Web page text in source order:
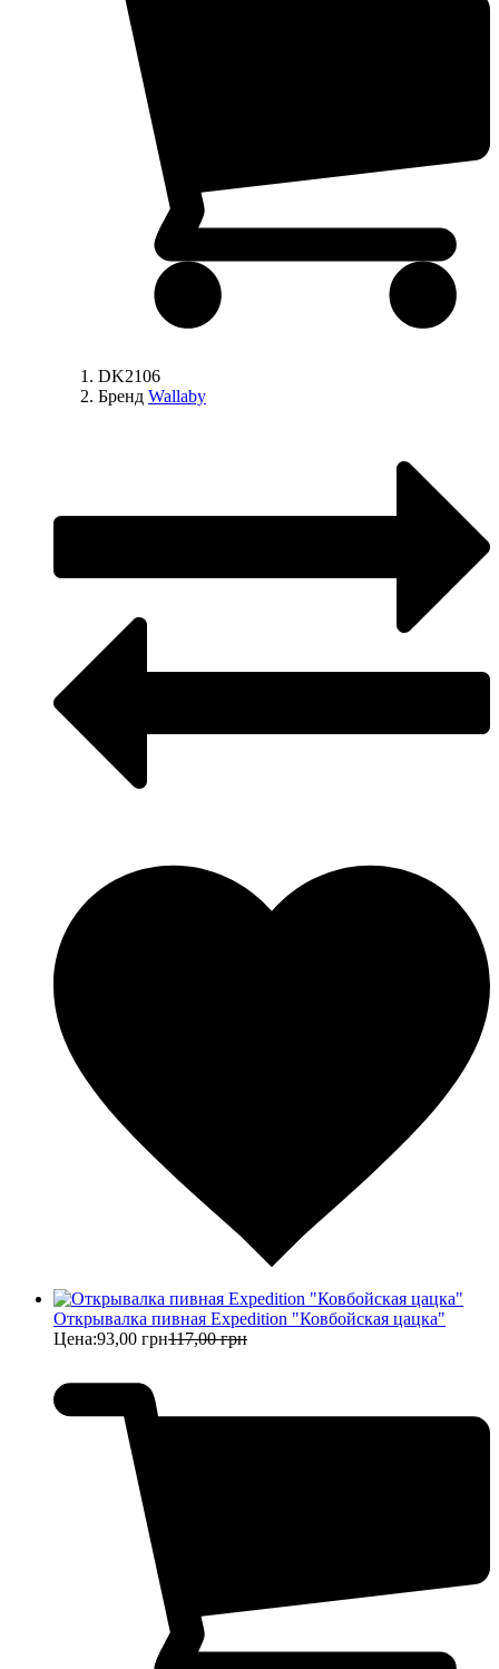
DK2106
Бренд Wallaby
Открывалка пивная Expedition "Ковбойская цацка"
Цена:93,00 грн117,00 грн